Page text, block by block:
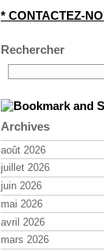
* CONTACTEZ-
Rechercher
Archives
août 2026
juillet 2026
juin 2026
mai 2026
avril 2026
mars 2026